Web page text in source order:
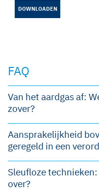
DOWNLOADEN
FAQ
Van het aardgas af:
zover?
Aansprakelijkheid
geregeld in een
Sleufloze
over?